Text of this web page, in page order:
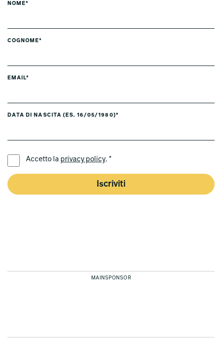
NOME*
COGNOME*
EMAIL*
DATA DI NASCITA (ES. 16/05/1980)*
Accetto la privacy policy. *
Iscriviti
MAINSPONSOR